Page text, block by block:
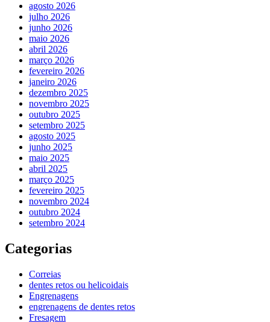
agosto 2026
julho 2026
junho 2026
maio 2026
abril 2026
março 2026
fevereiro 2026
janeiro 2026
dezembro 2025
novembro 2025
outubro 2025
setembro 2025
agosto 2025
junho 2025
maio 2025
abril 2025
março 2025
fevereiro 2025
novembro 2024
outubro 2024
setembro 2024
Categorias
Correias
dentes retos ou helicoidais
Engrenagens
engrenagens de dentes retos
Fresagem